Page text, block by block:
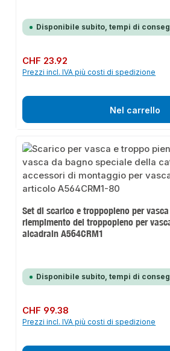
Disponibile subito, tempi di
Prezzo normale:
CHF 23.92
Prezzi incl. IVA più costi di spedizione
Nel carrello
Set di scarico e troppopieno per
riempimento del troppopieno per
alcadrain A564CRM1
Disponibile subito, tempi di
Prezzo normale:
CHF 99.38
Prezzi incl. IVA più costi di spedizione